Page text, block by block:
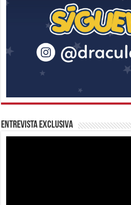
Entrevista Exclusiva